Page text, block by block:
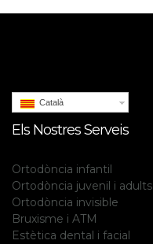
Català
Els Nostres Serveis
Ortodòncia infantil
Ortodòncia juvenil i adults
Ortodòncia invisible
Bruxisme i ATM
Estètica dental i facial